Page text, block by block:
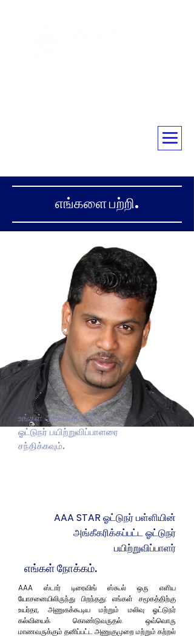
எங்களை பற்றி.
உங்கள் அங்கீகரிக்கப்பட்ட
ஓட்டுநர் பயிற்றுவிப்பாளரை
சந்திக்கவும்.
AAA STAR ஓட்டுநர் பள்ளியின்
அங்கீகரிக்கப்பட்ட ஓட்டுநர்
பயிற்றுவிப்பாளர்
எங்கள் நோக்கம்.
AAA ஸ்டார் டிரைவிங் ஸ்கூல் ஒரு எளிய
யோசனையிலிருந்து பிறந்தது: எங்கள் சமூகத்திற்கு
உயர்தர, அணுகக்கூடிய மற்றும் மலிவு ஓட்டுநர்
கல்வியைக் கொண்டுவருதல். ஒவ்வொரு
மாணவருக்கும் தனிப்பட்ட அணுகுமுறை மற்றும் கற்றல்